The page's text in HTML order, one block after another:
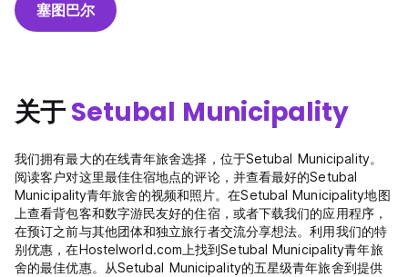
塞图巴尔
关于Setubal Municipality
我们拥有最大的在线青年旅舍选择，位于Setubal Municipality。
阅读客户对这里最佳住宿地点的评论，并查看最好的Setubal
Municipality青年旅舍的视频和照片。在Setubal Municipality地图
上查看背包客和数字游民友好的住宿，或者下载我们的应用程序，
在预订之前与其他团体和独立旅行者交流分享想法。利用我们的特
别优惠，在Hostelworld.com上找到Setubal Municipality青年旅
舍的最佳优惠。从Setubal Municipality的五星级青年旅舍到提供